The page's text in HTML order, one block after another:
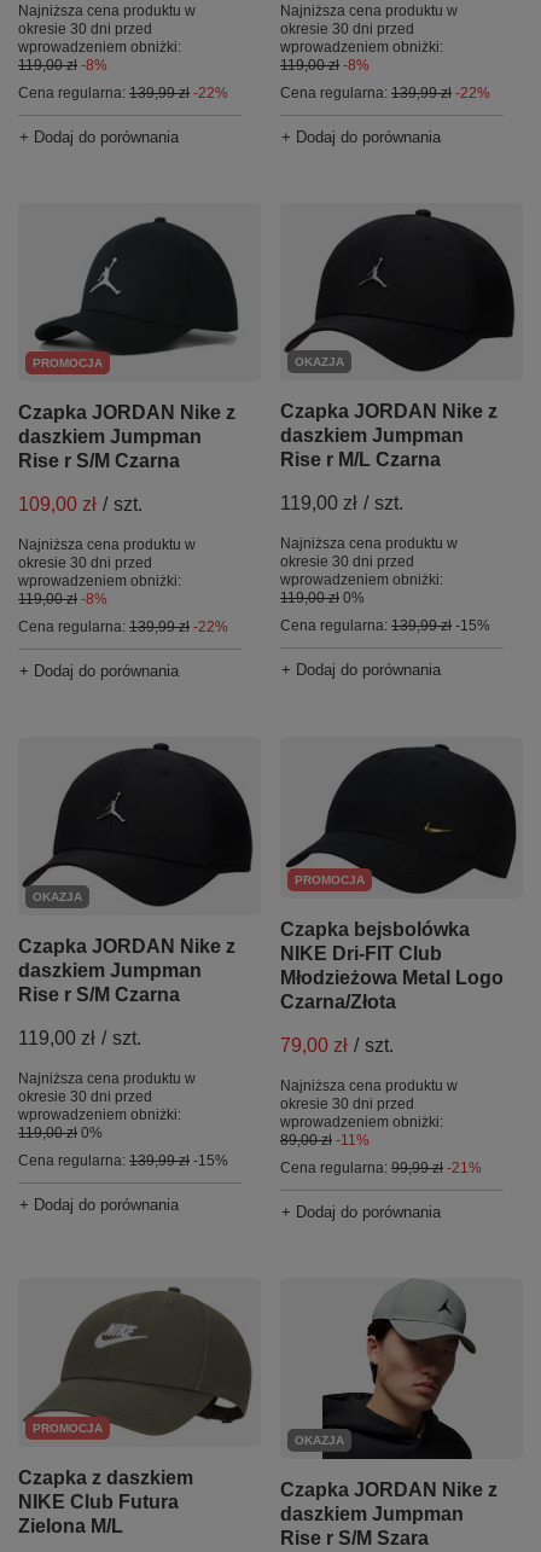
Najniższa cena produktu w
okresie 30 dni przed
wprowadzeniem obniżki:
119,00 zł -8%
Cena regularna: 139,99 zł -22%
+ Dodaj do porównania
Najniższa cena produktu w
okresie 30 dni przed
wprowadzeniem obniżki:
119,00 zł -8%
Cena regularna: 139,99 zł -22%
+ Dodaj do porównania
PROMOCJA
Czapka JORDAN Nike z
daszkiem Jumpman
Rise r S/M Czarna
109,00 zł / szt.
Najniższa cena produktu w
okresie 30 dni przed
wprowadzeniem obniżki:
119,00 zł -8%
Cena regularna: 139,99 zł -22%
+ Dodaj do porównania
OKAZJA
Czapka JORDAN Nike z
daszkiem Jumpman
Rise r M/L Czarna
119,00 zł / szt.
Najniższa cena produktu w
okresie 30 dni przed
wprowadzeniem obniżki:
119,00 zł 0%
Cena regularna: 139,99 zł -15%
+ Dodaj do porównania
OKAZJA
Czapka JORDAN Nike z
daszkiem Jumpman
Rise r S/M Czarna
119,00 zł / szt.
Najniższa cena produktu w
okresie 30 dni przed
wprowadzeniem obniżki:
119,00 zł 0%
Cena regularna: 139,99 zł -15%
+ Dodaj do porównania
PROMOCJA
Czapka bejsbolówka
NIKE Dri-FIT Club
Młodzieżowa Metal Logo
Czarna/Złota
79,00 zł / szt.
Najniższa cena produktu w
okresie 30 dni przed
wprowadzeniem obniżki:
89,00 zł -11%
Cena regularna: 99,99 zł -21%
+ Dodaj do porównania
PROMOCJA
Czapka z daszkiem
NIKE Club Futura
Zielona M/L
OKAZJA
Czapka JORDAN Nike z
daszkiem Jumpman
Rise r S/M Szara